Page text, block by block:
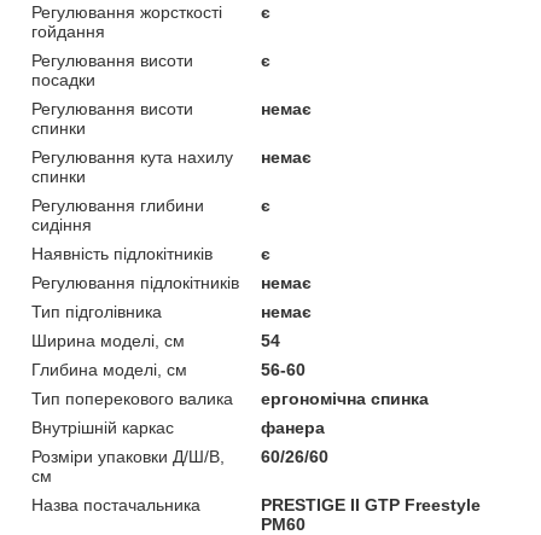
Регулювання жорсткості
гойдання
є
Регулювання висоти
посадки
є
Регулювання висоти
спинки
немає
Регулювання кута нахилу
спинки
немає
Регулювання глибини
сидіння
є
Наявність підлокітників
є
Регулювання підлокітників
немає
Тип підголівника
немає
Ширина моделі, см
54
Глибина моделі, см
56-60
Тип поперекового валика
ергономічна спинка
Внутрішній каркас
фанера
Розміри упаковки Д/Ш/В,
см
60/26/60
Назва постачальника
PRESTIGE II GTP Freestyle
PM60